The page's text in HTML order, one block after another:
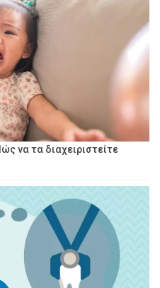
να τα διαχειριστείτε